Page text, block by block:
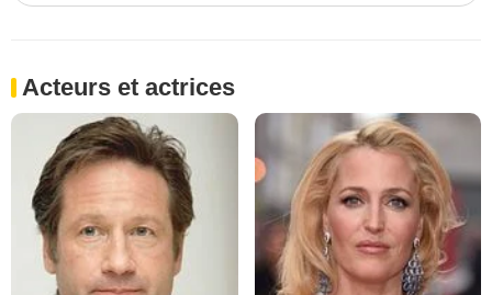
Acteurs et actrices